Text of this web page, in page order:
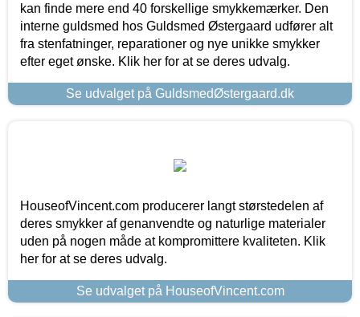
kan finde mere end 40 forskellige smykkemærker. Den
interne guldsmed hos Guldsmed Østergaard udfører alt
fra stenfatninger, reparationer og nye unikke smykker
efter eget ønske. Klik her for at se deres udvalg.
Se udvalget på GuldsmedØstergaard.dk
HouseofVincent.com producerer langt størstedelen af
deres smykker af genanvendte og naturlige materialer
uden på nogen måde at kompromittere kvaliteten. Klik
her for at se deres udvalg.
Se udvalget på HouseofVincent.com